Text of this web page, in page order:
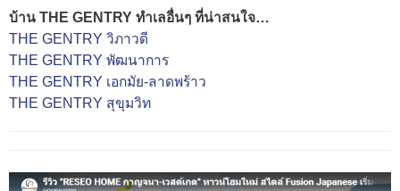
บ้าน THE GENTRY ทำเลอื่นๆ ที่น่าสนใจ…
THE GENTRY วิภาวดี
THE GENTRY พัฒนาการ
THE GENTRY เอกมัย-ลาดพร้าว
THE GENTRY สุขุมวิท